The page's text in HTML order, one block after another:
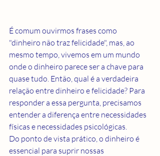
É comum ouvirmos frases como
"dinheiro não traz felicidade", mas, ao
mesmo tempo, vivemos em um mundo
onde o dinheiro parece ser a chave para
quase tudo. Então, qual é a verdadeira
relação entre dinheiro e felicidade? Para
responder a essa pergunta, precisamos
entender a diferença entre necessidades
físicas e necessidades psicológicas.
Do ponto de vista prático, o dinheiro é
essencial para suprir nossas